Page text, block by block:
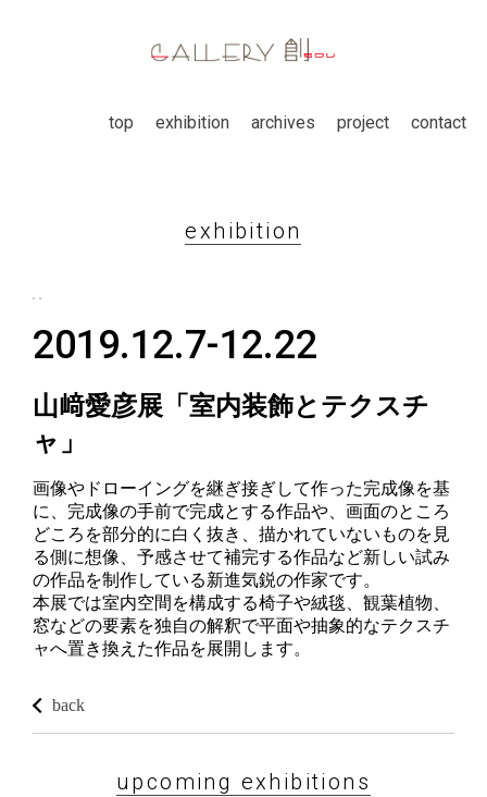
top exhibition archives project contact
exhibition
2019.12.7-12.22
山﨑愛彦展「室内装飾とテクスチ
ャ」
画像やドローイングを継ぎ接ぎして作った完成像を基
に、完成像の手前で完成とする作品や、画面のところ
どころを部分的に白く抜き、描かれていないものを見
る側に想像、予感させて補完する作品など新しい試み
の作品を制作している新進気鋭の作家です。
本展では室内空間を構成する椅子や絨毯、観葉植物、
窓などの要素を独自の解釈で平面や抽象的なテクスチ
ャへ置き換えた作品を展開します。
back
upcoming exhibitions